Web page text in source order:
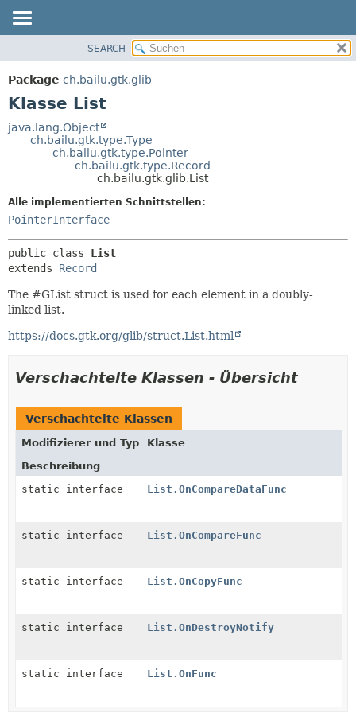
PACKAGE
KLASSE
VERALTET
DETAILS:
FELD
SEARCH
Package ch.bailu.gtk.glib
Klasse List
java.lang.Object
ch.bailu.gtk.type.Type
ch.bailu.gtk.type.Pointer
ch.bailu.gtk.type.Record
ch.bailu.gtk.glib.List
Alle implementierten Schnittstellen:
PointerInterface
public class List
extends Record
The #GList struct is used for each element in a doubly-
linked list.
https://docs.gtk.org/glib/struct.List.html
Verschachtelte Klassen - Übersicht
Verschachtelte Klassen
Modifizierer und Typ
Klasse
Beschreibung
static interface
List.OnCompareDataFunc
static interface List.OnCompareFunc
static interface List.OnCopyFunc
static interface List.OnDestroyNotify
static interface List.OnFunc